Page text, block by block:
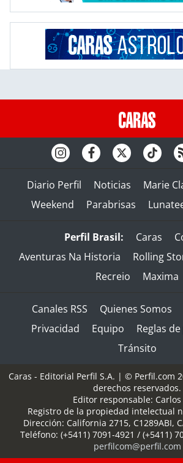
Diario Perfil Noticias Marie
Weekend
Parabrisas
Perfil Brasil: Caras
Aventuras Na Historia
Rolling
Recreio
Maxima
Canales RSS Quienes Somos
Privacidad
Equipo
Reglas
Tránsito
Caras - Editorial Perfil S.A. | © Perfil.com
derechos reservados.
Editor responsable: Carlos
Registro de la propiedad intelectual
Dirección: California 2715, C1289ABI,
Teléfono: (+5411) 7091-4921 / (+5411)
perfilcom@perfil.com